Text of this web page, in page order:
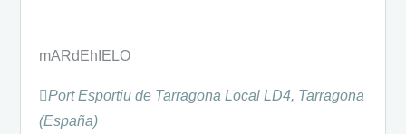
mARdEhIELO
Port Esportiu de Tarragona Local LD4, Tarragona
(España)